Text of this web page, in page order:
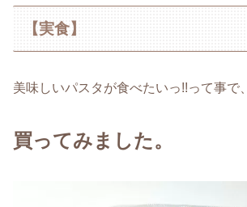
【実食】
美味しいパスタが食べたいっ!!って事で、
買ってみました。